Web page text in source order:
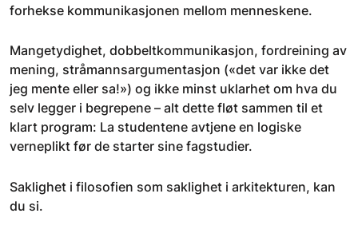
forhekse kommunikasjonen mellom menneskene.
Mangetydighet, dobbeltkommunikasjon, fordreining av
mening, stråmannsargumentasjon («det var ikke det
jeg mente eller sa!») og ikke minst uklarhet om hva du
selv legger i begrepene – alt dette fløt sammen til et
klart program: La studentene avtjene en logiske
verneplikt før de starter sine fagstudier.
Saklighet i filosofien som saklighet i arkitekturen, kan
du si.